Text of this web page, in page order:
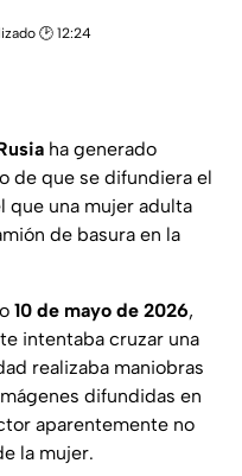
🕑 12:24
ha generado
de que se difundiera el
que una mujer adulta
de basura en la
10 de mayo de 2026,
intentaba cruzar una
realizaba maniobras
difundidas en
aparentemente no
la mujer.